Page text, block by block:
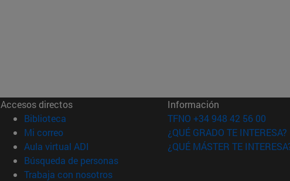
Accesos directos
Biblioteca (abre en nueva ventana)
Mi correo(abre en nueva ventana)
Aula virtual ADI (abre en nueva ventana)
Búsqueda de personas(abre en nueva ventana)
Trabaja con nosotros(abre en nueva ventana)
Información
TFNO +34 948 42 56 00
¿QUÉ GRADO TE INTERESA?
¿QUÉ MÁSTER TE